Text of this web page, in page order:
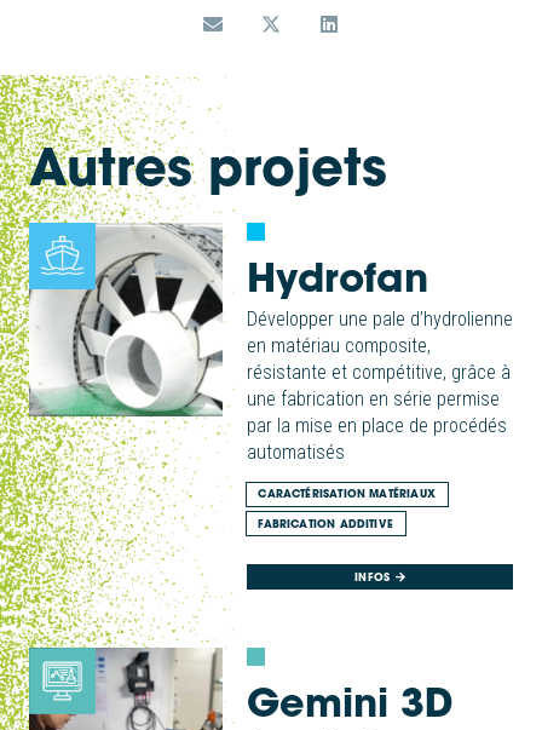
Autres projets
Hydrofan
Développer une pale d’hydrolienne
en matériau composite,
résistante et compétitive, grâce à
une fabrication en série permise
par la mise en place de procédés
automatisés
CARACTÉRISATION MATÉRIAUX
FABRICATION ADDITIVE
INFOS
Gemini 3D